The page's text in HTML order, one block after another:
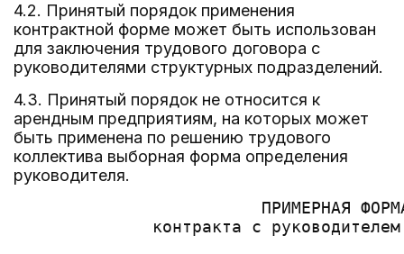
4.2. Принятый порядок применения
контрактной форме может быть использован
для заключения трудового договора с
руководителями структурных подразделений.
4.3. Принятый порядок не относится к
арендным предприятиям, на которых может
быть применена по решению трудового
коллектива выборная форма определения
руководителя.
ПРИМЕРНАЯ
контракта с